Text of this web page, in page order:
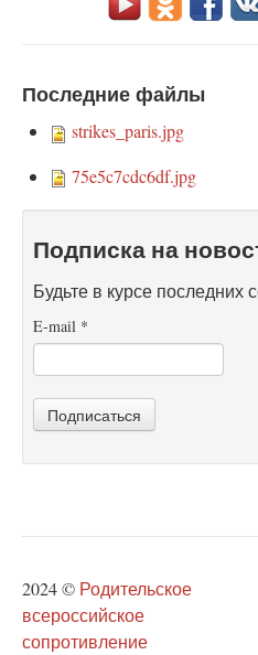
Последние файлы
strikes_paris.jpg
75e5c7cdc6df.jpg
Подписка на
Будьте в курсе последних
E-mail *
Подписаться
2024 © Родительское
всероссийское
сопротивление